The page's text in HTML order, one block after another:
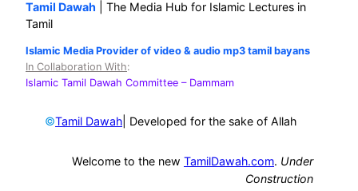
Tamil Dawah | The Media Hub for Islamic Lectures in
Tamil
Islamic Media Provider of video & audio mp3 tamil bayans
In Collaboration With:
Islamic Tamil Dawah Committee – Dammam
©Tamil Dawah | Developed for the sake of Allah
Welcome to the new TamilDawah.com. Under
Construction